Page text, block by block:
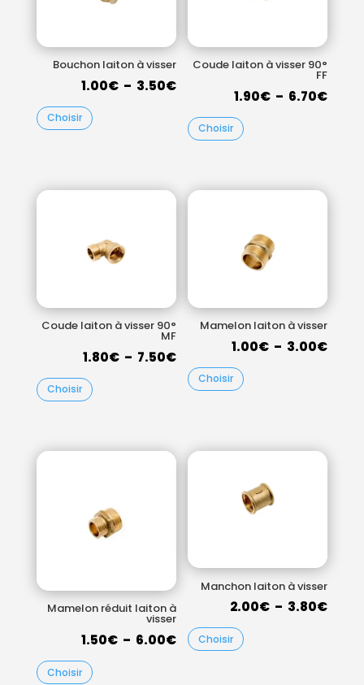
Bouchon laiton à visser
1.00€ – 3.50€Plage
prix :
3.50€
Choisir
Coude laiton à visser 90°
FF
1.90€ – 6.70€
Choisir
Coude laiton à visser 90°
MF
1.80€ – 7.50€Plage
de
7.50€
Choisir
Mamelon laiton à visser
1.00€ – 3.00€
Choisir
Mamelon réduit laiton à
visser
1.50€ – 6.00€Plage
Choisir
Manchon laiton à visser
2.00€ – 3.80€
Choisir